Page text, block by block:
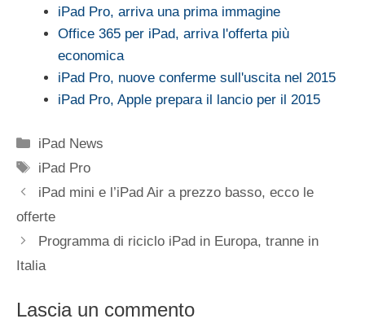
iPad Pro, arriva una prima immagine
Office 365 per iPad, arriva l'offerta più
economica
iPad Pro, nuove conferme sull'uscita nel 2015
iPad Pro, Apple prepara il lancio per il 2015
Categorie
iPad News
Tag
iPad Pro
iPad mini e l’iPad Air a prezzo basso, ecco le
offerte
Programma di riciclo iPad in Europa, tranne in
Italia
Lascia un commento